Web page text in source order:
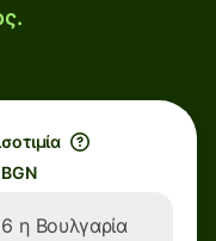
η Βουλγαρία